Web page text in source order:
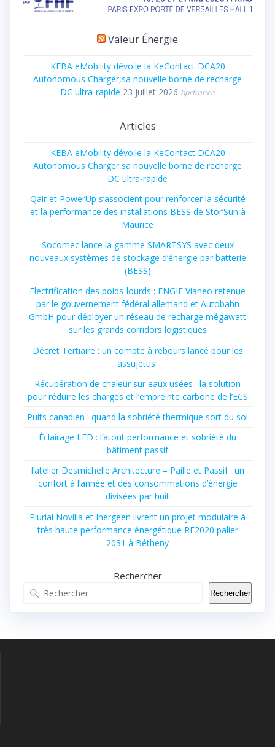
Valeur Énergie
KEBA eMobility dévoile la KeContact DCA20
Autonomous Charger,sa nouvelle borne de recharge
DC ultra-rapide 23 juillet 2026 bprfrance
Articles
KEBA eMobility dévoile la KeContact DCA20
Autonomous Charger,sa nouvelle borne de recharge
DC ultra-rapide
Qair et PowerUp s’associent pour renforcer la sécurité
et la performance des installations BESS de Stor’Sun à
Maurice
Socomec lance la gamme SMARTSYS avec deux
nouveaux systèmes de stockage d’énergie par batterie
(BESS)
Electrification des poids-lourds : ENGIE Vianeo retenue
par le gouvernement fédéral allemand et Autobahn
GmbH pour déployer un réseau de recharge mégawatt
sur les grands corridors logistiques
Décret Tertiaire : un compte à rebours lancé pour les
assujettis
Récupération de chaleur sur eaux usées : la solution
pour réduire les charges et l’empreinte carbone de l’ECS
Puits canadien : quand la sobriété thermique sort du sol
Éclairage LED : l’atout performance et sobriété du
bâtiment passif
l’atelier Desmichelle Architecture – Paille et Passif : un
confort à l’année et des consommations d’énergie
divisées par huit
Plurial Novilia et Inergeen livrent un projet modulaire à
très haute performance énergétique RE2020 palier
2031 à Bétheny
Rechercher
Rechercher